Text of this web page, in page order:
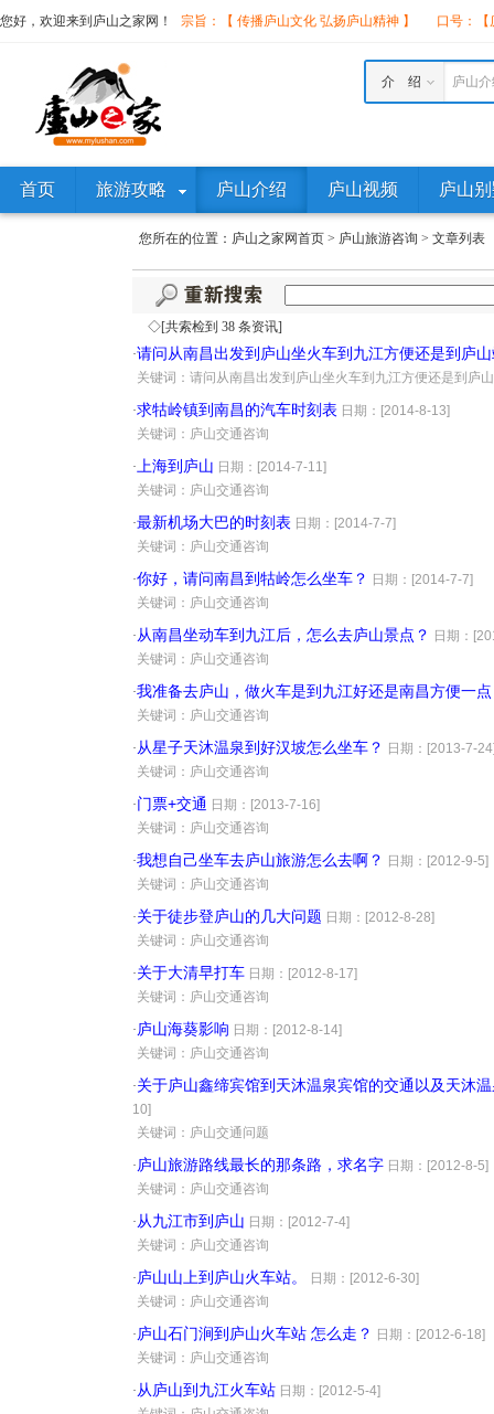
您好，欢迎来到庐山之家网！ 宗旨：【 传播庐山文化 弘扬庐山精神 】 口号：
庐山
介 绍
首页 旅游攻略 庐山介绍 庐山视频 庐山
您所在的位置： 庐山之家网首页 > 庐山旅游咨询 > 文章列表
◇[共索检到 38 条资讯]
·请问从南昌出发到庐山坐火车到九江方便还是到庐
关键词：请问从南昌出发到庐山坐火车到九江方便还是到庐
·求牯岭镇到南昌的汽车时刻表 日期：[2014-8-13]
关键词：庐山交通咨询
· 上海到庐山 日期：[2014-7-11]
关键词：庐山交通咨询
·最新机场大巴的时刻表 日期：[2014-7-7]
关键词：庐山交通咨询
·你好，请问南昌到牯岭怎么坐车？
日期：[2014-7-7]
关键词：庐山交通咨询
· 从南昌坐动车到九江后，怎么去庐山景点？
日期：
关键词：庐山交通咨询
·我准备去庐山，做火车是到九江好还是南昌方便一
关键词：庐山交通咨询
· 从星子天沐温泉到好汉坡怎么坐车？
日期：[2013-7-
关键词：庐山交通咨询
·门票+交通 日期：[2013-7-16]
关键词：庐山交通咨询
·我想自己坐车去庐山旅游怎么去啊？
日期：[2012-9-5]
关键词：庐山交通咨询
·关于徒步登庐山的几大问题 日期：[2012-8-28]
关键词：庐山交通咨询
·关于大清早打车 日期：[2012-8-17]
关键词：庐山交通咨询
· 庐山海葵影响 日期：[2012-8-14]
关键词：庐山交通咨询
·关于庐山鑫缔宾馆到天沐温泉宾馆的交通以及天沐
10]
关键词：庐山交通问题
· 庐山旅游路线最长的那条路，求名字 日期：[2012-8-5]
关键词：庐山交通咨询
· 从九江市到庐山 日期：[2012-7-4]
关键词：庐山交通咨询
· 庐山山上到庐山火车站。
日期：[2012-6-30]
关键词：庐山交通咨询
· 庐山石门涧到庐山火车站 怎么走？
日期：[2012-6-18]
关键词：庐山交通咨询
· 从庐山到九江火车站 日期：[2012-5-4]